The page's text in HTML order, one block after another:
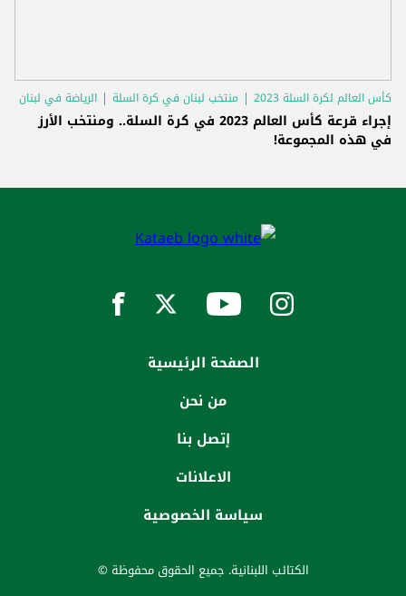
كأس العالم لكرة السلة 2023 منتخب لبنان في كرة السلة الرياضة في لبنان
إجراء قرعة كأس العالم 2023 في كرة السلة.. ومنتخب الأرز
في هذه المجموعة!
الصفحة الرئيسية
من نحن
إتصل بنا
الاعلانات
سياسة الخصوصية
الكتائب اللبنانية. جميع الحقوق محفوظة ©